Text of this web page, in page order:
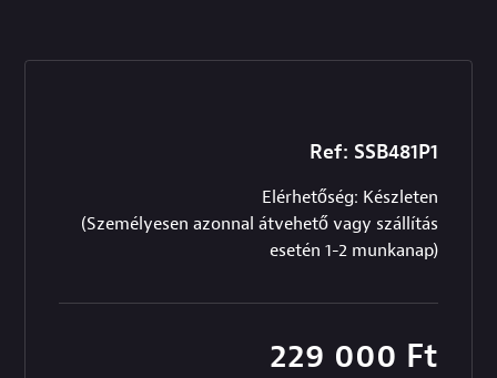
Ref: SSB481P1
Elérhetőség: Készleten
(Személyesen azonnal átvehető vagy szállítás
esetén 1-2 munkanap)
229 000 Ft